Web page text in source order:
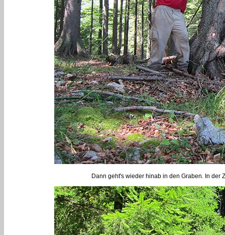
Dann geht's wieder hinab in den Graben. In der